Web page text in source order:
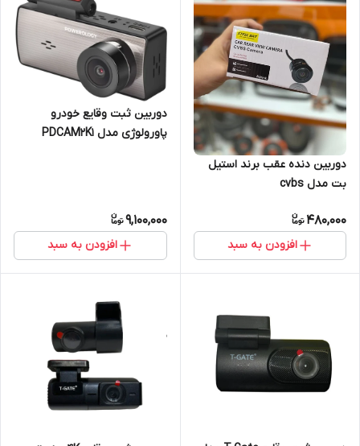
دوربین دنده عقب برند استیل
بت مدل cvbs
480,000
افزودن به سبد
دوربین ثبت وقایع خودرو
پاورولوژی مدل PDCAM2K1
9,100,000
افزودن به سبد